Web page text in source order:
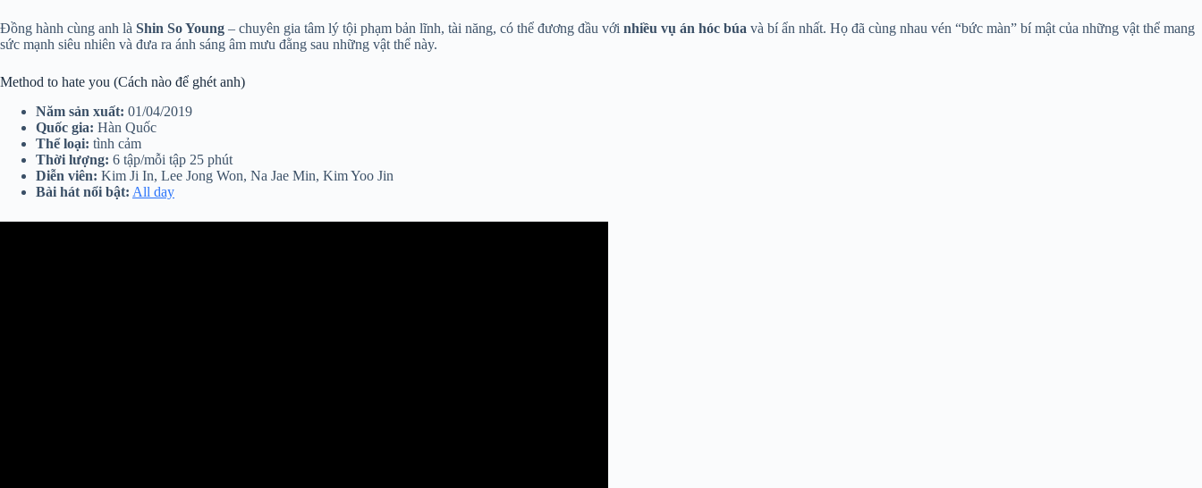
Đồng hành cùng anh là Shin So Young – chuyên gia tâm lý tội phạm bản lĩnh, tài năng, có thể đương đầu với nhiều vụ án hóc búa và bí ẩn nhất. Họ đã cùng nhau vén “bức màn” bí mật của những vật thể mang
sức mạnh siêu nhiên và đưa ra ánh sáng âm mưu đằng sau những vật thể này.
Method to hate you (Cách nào để ghét anh)
Năm sản xuất: 01/04/2019
Quốc gia: Hàn Quốc
Thể loại: tình cảm
Thời lượng: 6 tập/mỗi tập 25 phút
Diễn viên: Kim Ji In, Lee Jong Won, Na Jae Min, Kim Yoo Jin
Bài hát nổi bật: All day